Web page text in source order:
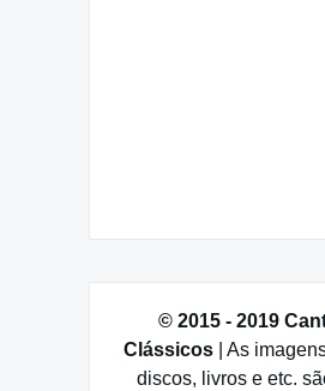
© 2015 - 2019
Clássicos | As
discos, livros e etc.